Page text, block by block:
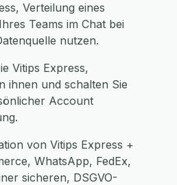
Verteilung eines
Teams im Chat bei
nutzen.
Vitips Express,
ihnen und schalten Sie
Account
von Vitips Express +
WhatsApp, FedEx,
sicheren, DSGVO-